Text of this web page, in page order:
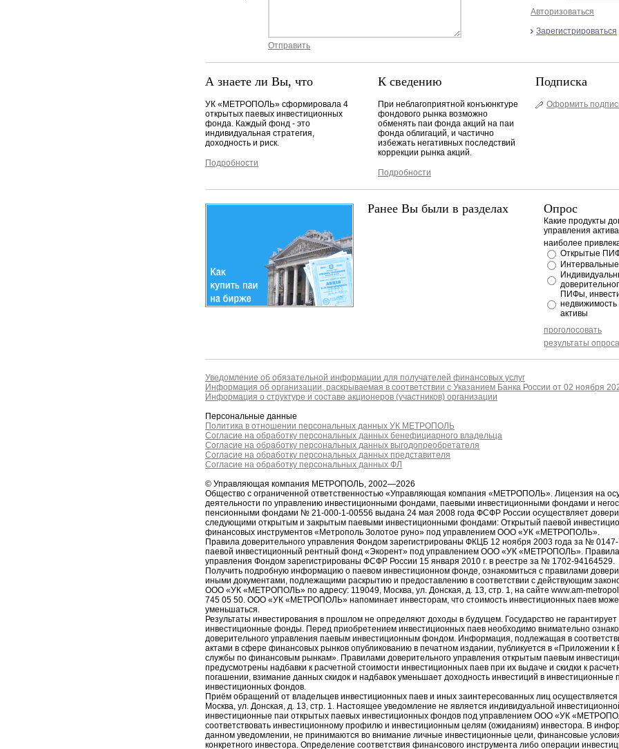
Отправить
Авторизоваться
Зарегистрироваться
А знаете ли Вы, что
УК «МЕТРОПОЛЬ» сформировала 4
открытых паевых инвестиционных
фонда. Каждый фонд - это
индивидуальная стратегия,
доходность и риск.
Подробности
К сведению
При неблагоприятной конъюнктуре
фондового рынка возможно
обменять паи фонда акций на паи
фонда облигаций, и частично
избежать негативных последствий
коррекции рынка акций.
Подробности
Подписка
Оформить
Ранее Вы были в разделах Опрос
Какие продукты
управления
наиболее
Открытые
ПИФы,
активы
проголосовать
результаты опроса
Уведомление об обязательной информации для получателей финансовых услуг
Информация об организации, раскрываемая в соответствии с Указанием Банка России от 02 ноября
Информация о структуре и составе акционеров (участников) организации
Персональные данные
Политика в отношении персональных данных УК МЕТРОПОЛЬ
Согласие на обработку персональных данных бенефициарного владельца
Согласие на обработку персональных данных выгодопреобретателя
Согласие на обработку персональных данных представителя
Согласие на обработку персональных данных ФЛ
© Управляющая компания МЕТРОПОЛЬ, 2002—2026
Общество с ограниченной ответственностью «Управляющая компания «МЕТРОПОЛЬ». Лицензия на
деятельности по управлению инвестиционными фондами, паевыми инвестиционными фондами и
пенсионными фондами № 21-000-1-00556 выдана 24 мая 2008 года ФСФР России осуществляет
следующими открытым и закрытым паевыми инвестиционными фондами: Открытый паевой
финансовых инструментов «Метрополь Золотое руно» под управлением ООО «УК «МЕТРОПОЛЬ».
Правила доверительного управления Фондом зарегистрированы ФКЦБ 12 ноября 2003 года за №
паевой инвестиционный рентный фонд «Экорент» под управлением ООО «УК «МЕТРОПОЛЬ». Правила
управления Фондом зарегистрированы ФСФР России 15 января 2010 г. в реестре за № 1702-94164529.
Получить подробную информацию о паевом инвестиционном фонде, ознакомиться с правилами
иными документами, подлежащими раскрытию и предоставлению в соответствии с действующим
ООО «УК «МЕТРОПОЛЬ» по адресу: 119049, Москва, ул. Донская, д. 13, стр. 1, на сайте www.am-
745 05 50. ООО «УК «МЕТРОПОЛЬ» напоминает инвесторам, что стоимость инвестиционных паев
уменьшаться.
Результаты инвестирования в прошлом не определяют доходы в будущем. Государство не гарантирует
инвестиционные фонды. Перед приобретением инвестиционных паев необходимо внимательно
доверительного управления паевым инвестиционным фондом. Информация, подлежащая в
актами в сфере финансовых рынков опубликованию в печатном издании, публикуется в «Приложении к
службы по финансовым рынкам». Правилами доверительного управления открытым паевым
предусмотрены надбавки к расчетной стоимости инвестиционных паев при их выдаче и скидки к
погашении, взимание данных скидок и надбавок уменьшает доходность инвестиций в инвестиционные
инвестиционных фондов.
Приём обращений от владельцев инвестиционных паев и иных заинтересованных лиц
Москва, ул. Донская, д. 13, стр. 1. Настоящее уведомление не является индивидуальной
инвестиционные паи открытых паевых инвестиционных фондов под управлением ООО «УК
соответствовать инвестиционному профилю и инвестиционным целям (ожиданиям) инвестора. В
данном уведомлении, не принимаются во внимание личные инвестиционные цели, финансовые
конкретного инвестора. Определение соответствия финансового инструмента либо операции